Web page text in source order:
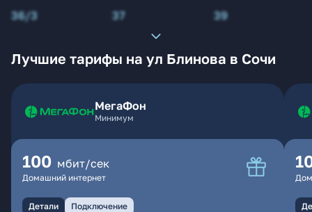
36/3
37 39
Лучшие тарифы на ул Блинова в Сочи
МегаФон
Минимум
100 мбит/сек
Домашний интернет
Детали Подключение